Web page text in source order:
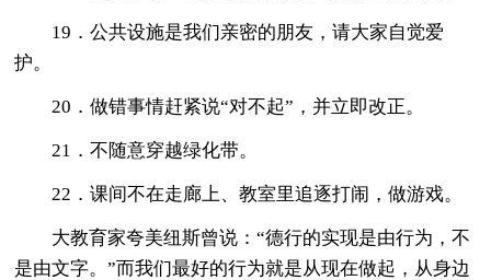
19．公共设施是我们亲密的朋友，请大家自觉爱
护。
20．做错事情赶紧说“对不起”，并立即改正。
21．不随意穿越绿化带。
22．课间不在走廊上、教室里追逐打闹，做游戏。
大教育家夸美纽斯曾说：“德行的实现是由行为，不
是由文字。”而我们最好的行为就是从现在做起，从身边